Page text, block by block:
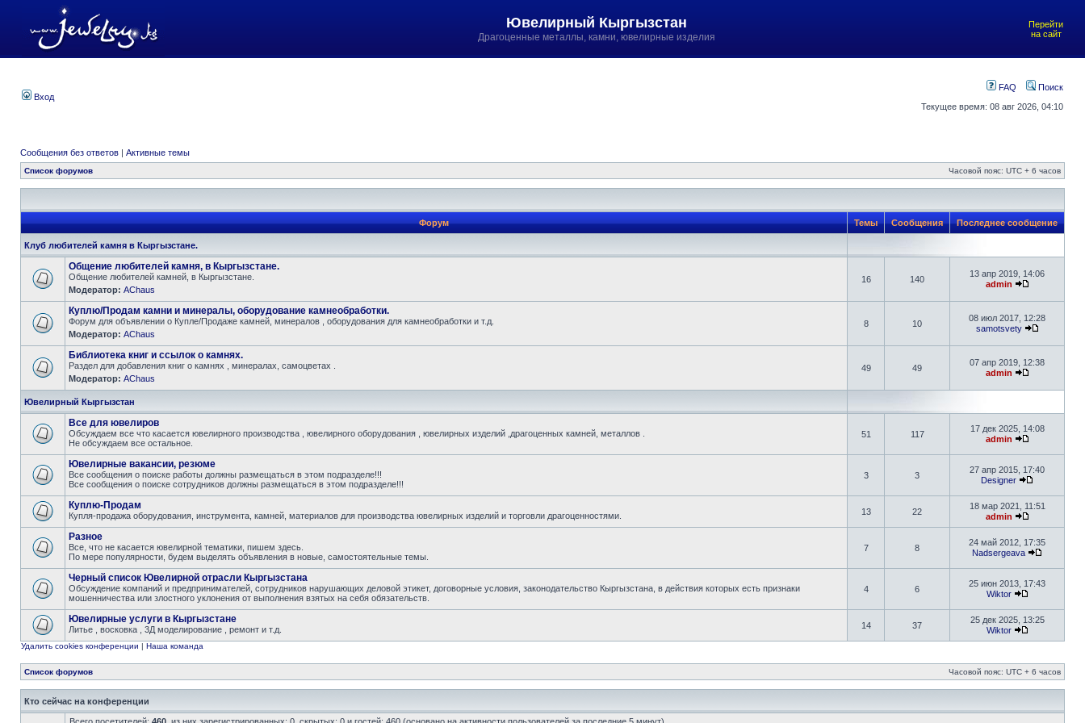
Ювелирный Кыргызстан
Драгоценные металлы, камни, ювелирные изделия
Перейти
на сайт
Вход
FAQ
Поиск
Текущее время: 08 авг 2026, 04:10
Сообщения без ответов | Активные темы
Список форумов Часовой пояс: UTC + 6 часов
Форум Темы Сообщения Последнее сообщение
Клуб любителей камня в Кыргызстане.
Общение любителей камня, в Кыргызстане.
Общение любителей камней, в Кыргызстане.
Модератор: AChaus
16 140
13 апр 2019, 14:06
admin
Куплю/Продам камни и минералы, оборудование камнеобработки.
Форум для объявлении о Купле/Продаже камней, минералов , оборудования для камнеобработки и т.д.
Модератор: AChaus
8 10
08 июл 2017, 12:28
samotsvety
Библиотека книг и ссылок о камнях.
Раздел для добавления книг о камнях , минералах, самоцветах .
Модератор: AChaus
49 49
07 апр 2019, 12:38
admin
Ювелирный Кыргызстан
Все для ювелиров
Обсуждаем все что касается ювелирного производства , ювелирного оборудования , ювелирных изделий ,драгоценных камней, металлов .
Не обсуждаем все остальное.
51 117
17 дек 2025, 14:08
admin
Ювелирные вакансии, резюме
Все сообщения о поиске работы должны размещаться в этом подразделе!!!
Все сообщения о поиске сотрудников должны размещаться в этом подразделе!!!
3 3
27 апр 2015, 17:40
Designer
Куплю-Продам
Купля-продажа оборудования, инструмента, камней, материалов для производства ювелирных изделий и торговли драгоценностями. 13 22
18 мар 2021, 11:51
admin
Разное
Все, что не касается ювелирной тематики, пишем здесь.
По мере популярности, будем выделять объявления в новые, самостоятельные темы.
7 8
24 май 2012, 17:35
Nadsergeava
Черный список Ювелирной отрасли Кыргызстана
Обсуждение компаний и предпринимателей, сотрудников нарушающих деловой этикет, договорные условия, законодательство Кыргызстана, в действия которых есть признаки
мошенничества или злостного уклонения от выполнения взятых на себя обязательств.
4 6
25 июн 2013, 17:43
Wiktor
Ювелирные услуги в Кыргызстане
Литье , восковка , 3Д моделирование , ремонт и т.д. 14 37
25 дек 2025, 13:25
Wiktor
Удалить cookies конференции | Наша команда
Список форумов Часовой пояс: UTC + 6 часов
Кто сейчас на конференции